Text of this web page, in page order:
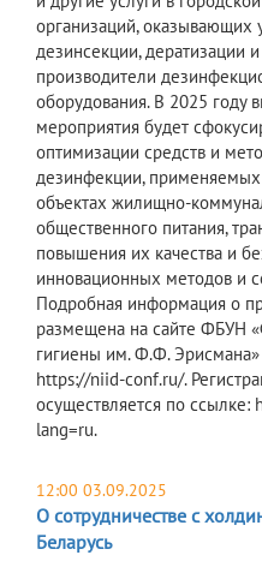
организаций, оказывающих
дезинсекции, дератизации
производители
оборудования. В 2025 году
мероприятия будет
оптимизации средств и
дезинфекции, применяемых
объектах жилищно-
общественного питания,
повышения их качества и
инновационных методов и
Подробная информация о
размещена на сайте ФБУН
гигиены им. Ф.Ф. Эрисмана»
https://niid-conf.ru/.
осуществляется по
lang=ru.
12:00 03.09.2025
О сотрудничестве с
Беларусь